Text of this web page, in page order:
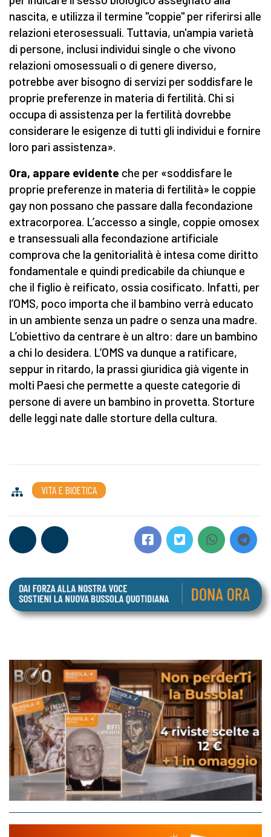
nascita, e utilizza il termine "coppie" per riferirsi alle
relazioni eterosessuali. Tuttavia, un'ampia varietà
di persone, inclusi individui single o che vivono
relazioni omosessuali o di genere diverso,
potrebbe aver bisogno di servizi per soddisfare le
proprie preferenze in materia di fertilità. Chi si
occupa di assistenza per la fertilità dovrebbe
considerare le esigenze di tutti gli individui e fornire
loro pari assistenza».
Ora, appare evidente che per «soddisfare le
proprie preferenze in materia di fertilità» le coppie
gay non possano che passare dalla fecondazione
extracorporea. L’accesso a single, coppie omosex
e transessuali alla fecondazione artificiale
comprova che la genitorialità è intesa come diritto
fondamentale e quindi predicabile da chiunque e
che il figlio è reificato, ossia cosificato. Infatti, per
l’OMS, poco importa che il bambino verrà educato
in un ambiente senza un padre o senza una madre.
L’obiettivo da centrare è un altro: dare un bambino
a chi lo desidera. L’OMS va dunque a ratificare,
seppur in ritardo, la prassi giuridica già vigente in
molti Paesi che permette a queste categorie di
persone di avere un bambino in provetta. Storture
delle leggi nate dalle storture della cultura.
VITA E BIOETICA